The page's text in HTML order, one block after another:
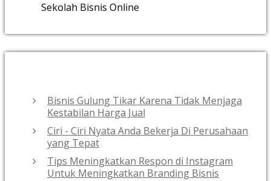
Sekolah Bisnis Online
Bisnis Gulung Tikar Karena Tidak Menjaga
Kestabilan Harga Jual
Ciri - Ciri Nyata Anda Bekerja Di Perusahaan
yang Tepat
Tips Meningkatkan Respon di Instagram
Untuk Meningkatkan Branding Bisnis